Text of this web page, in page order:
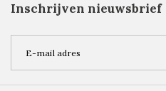
Inschrijven nieuwsbrief